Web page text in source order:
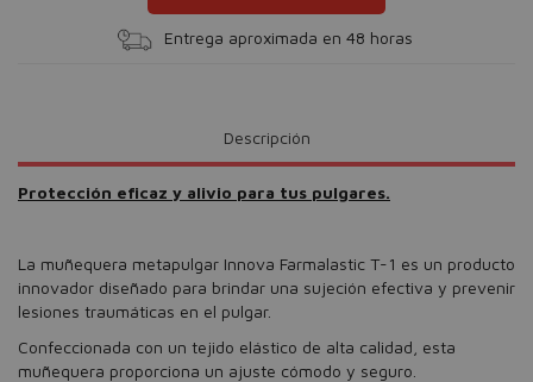
Entrega aproximada en 48 horas
Descripción
Protección eficaz y alivio para tus pulgares.
La muñequera metapulgar Innova Farmalastic T-1 es un producto
innovador diseñado para brindar una sujeción efectiva y prevenir
lesiones traumáticas en el pulgar.
Confeccionada con un tejido elástico de alta calidad, esta
muñequera proporciona un ajuste cómodo y seguro.